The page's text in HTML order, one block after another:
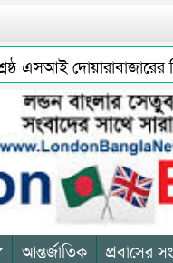
এসআই দোয়ারাবাজারের
এন্ড গার্লস হাই স্কুল এর
আন্তর্জাতিক প্রবাসের